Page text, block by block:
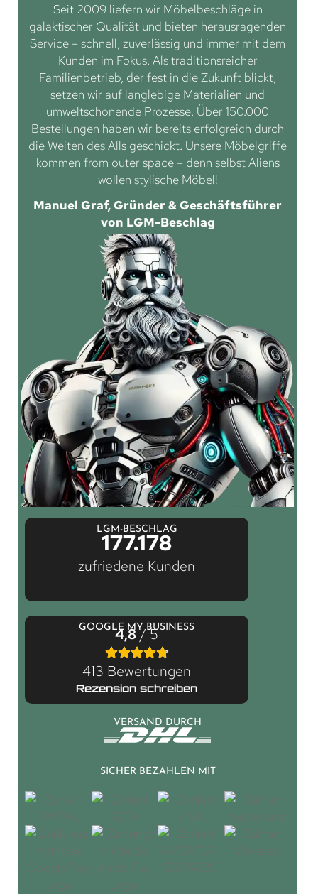
Seit 2009 liefern wir Möbelbeschläge in
galaktischer Qualität und bieten herausragenden
Service – schnell, zuverlässig und immer mit dem
Kunden im Fokus. Als traditionsreicher
Familienbetrieb, der fest in die Zukunft blickt,
setzen wir auf langlebige Materialien und
umweltschonende Prozesse. Über 150.000
Bestellungen haben wir bereits erfolgreich durch
die Weiten des Alls geschickt. Unsere Möbelgriffe
kommen from outer space – denn selbst Aliens
wollen stylische Möbel!
Manuel Graf, Gründer & Geschäftsführer
von LGM-Beschlag
LGM-BESCHLAG
177.178
zufriedene Kunden
GOOGLE MY BUSINESS
4,8/ 5
413 Bewertungen
Rezension schreiben
VERSAND DURCH
SICHER BEZAHLEN MIT